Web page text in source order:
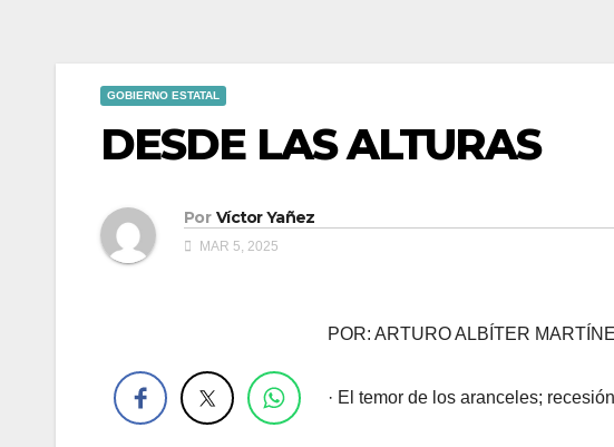
GOBIERNO ESTATAL
DESDE LAS ALTURAS
Por Víctor Yañez
MAR 5, 2025
POR: ARTURO ALBÍTER
· El temor de los aranceles;